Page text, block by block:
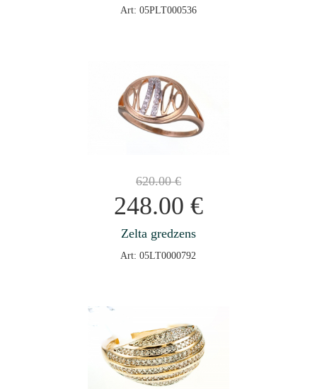
Art: 05PLT000536
620.00€
248.00 €
Zelta gredzens
Art: 05LT0000792